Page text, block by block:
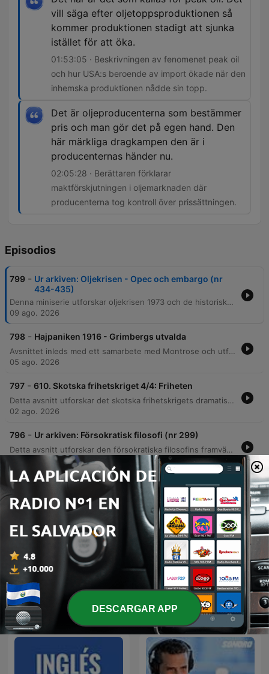
vill säga efter oljetoppsproduktionen så
kommer produktionen stadigt att sjunka
istället för att öka.
01:53:05 · Beskrivningen av fenomenet peak oil
och hur USA:s beroende av import ökade när den
inhemska produktionen nådde sin topp.
Det är oljeproducenterna som bestämmer
pris och man gör det på egen hand. Den
här märkliga dragkampen den är i
producenternas händer nu.
02:05:28 · Berättaren förklarar
maktförskjutningen i oljemarknaden där
producenterna tog kontroll över prissättningen.
Episodios
799 - Ur arkiven: Oljekrisen - Opec och embargo (nr
434-435)
Denna miniserie utforskar oljekrisen 1973 och de historiska kopplingarna mellan energibrist och global ekonomi. Vi följer maktkampen mellan de stora oljebolagen, kända som 'de sju systrarna', och framväxten av OPEC, där länder som Saudiarabien och Libyen började använda olja som ett politiskt vapen. Avsnittet belyser hur skiftet från kol till olja formade efterkrigstiden, de intensiva diplomatiska spänningarna under Jom Kippur-kriget och hur oljeembargot ledde till dramatiska prishöjningar. Vi undersöker även hur dessa kriser skapade enorma vinster för bolagen samtidigt som de tvingade fram en global omställning av energiberoendet.
09 ago. 2026
798 - Hajpaniken 1916 - Grimbergs utvalda
Avsnittet inleds med ett samarbete med Montrose och utforskar kopplingarna mellan skotsk historia och det svenska finansföretaget Carnegie, innan samtalet går vidare till fascinationen för hajar och hur de verkliga hajattackerna i New Jersey 1916 inspirerade Steven Spielbergs Jaws. Vidare beskrivs de intensiva attackerna längs USA:s östkust 1916, de desperata säkerhetsinsatserna och paniken som följde. Avsnittet berör även global hajstatistik samt blickar framåt mot en kommande sommarföljetong om Alexander historier.
05 ago. 2026
797 - 610. Skotska frihetskriget 4/4: Friheten
Detta avsnitt utforskar det skotska frihetskrigets dramatiska vändpunkter runt 1304 och framåt. Vi följer Edvard I:s brutala invasion och belägringskrigföring, samt Robert Bruces komplexa väg till makten – från mordet på sin rival Red Comyn till hans roll som gerillaledare genom asymmetrisk krigföring. Berättelsen kulminerar i de avgörande militära strategierna vid Bannockburn, där Bruce utnyttjar terrängen för att besegra den engelska armén. Vi avslutar med efterspelet, Arbroath-deklarationen och freden i York, som tillsammans lade grunden för en skotsk nationell identitet och självständighet.
02 ago. 2026
796 - Ur arkiven: Försokratisk filosofi (nr 299)
Detta avsnitt utforskar den försokratiska filosofins framväxt och dess fokus på naturfilosofi och rationellt tänkande. Vi går igenom de historiska förutsättningarna i det grekiska området, från Thales och den milesiska skolan till Herakleitos idéer om ständig förändring. Vidare belyses kontrasterna mellan den eleatiska skolans fokus på oföränderlighet och atomisternas teori om odelbara atomer. Diskussionen berör även Empedokles teori om de fyra elementen samt skillnaden mellan teleologiska och mekanistiska förklaringar av världen.
795 - 609. Skotska frihetskriget 3/4: Nederlaget
Detta avsnitt följer William Wallaces resa från militär expansion och ekonomisk strategi efter segern vid Stirling Bridge till hans tragiska slut. Vi utforskar de taktiska innovationerna och logistiska utmaningarna under slaget vid Falkirk, där den engelska långbågens debut och skotska schiltron-formationer spelade avgörande roller. Avsnittet belyser även de politiska omställningarna och Wallaces förvandling från krigare till diplomat, innan hans fångenskap och brutala avrättning i London. Trots engelsmännens försök att utrota hans minne, analyserar vi hur Wallace gick från att betraktas som en förrädare till att bli en odödlig skotsk frihetsmartyr.
26 jul. 2026
Mostrar más episodios
Más podcasts de Educación
Ver todo
DESCARGAR APP